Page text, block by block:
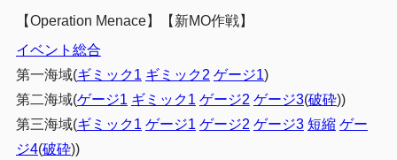
【Operation Menace】【新MO作戦】
イベント総合
第一海域(ギミック1 ギミック2 ゲージ1)
第二海域(ゲージ1 ギミック1 ゲージ2 ゲージ3(破砕))
第三海域(ギミック1 ゲージ1 ゲージ2 ゲージ3 短縮 ゲー
ジ4(破砕))
3.1 C2マス
3.1.1
Fマス Hマス
3.2.1 基地航空隊
4 編成例(先行)